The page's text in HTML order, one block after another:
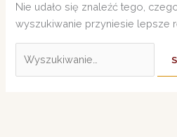
Nie udało się znaleźć tego,
wyszukiwanie przyniesie lepsze
dla: